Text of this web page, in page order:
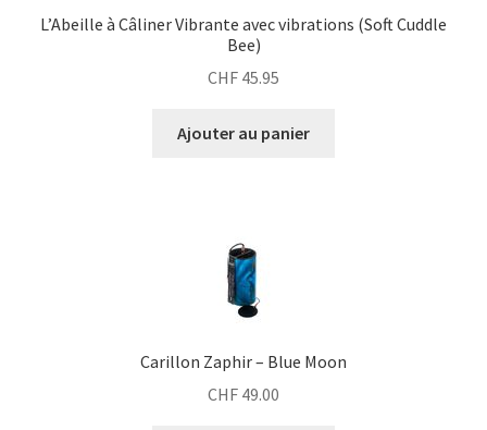
L’Abeille à Câliner Vibrante avec vibrations (Soft Cuddle
Bee)
CHF 45.95
Ajouter au panier
Carillon Zaphir – Blue Moon
CHF 49.00